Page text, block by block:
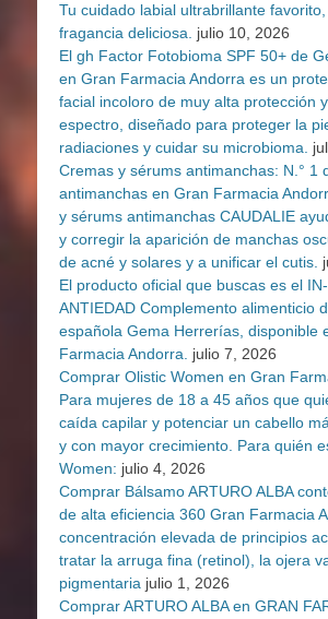
Tu cuidado labial ultrabrillante
fragancia deliciosa.
julio 10, 2026
El gh Factor Fotobioma SPF 50+ de
en Gran Farmacia Andorra es un
facial incoloro de muy alta protección
espectro, diseñado para proteger la
radiaciones y cuidar su microbioma.
Cremas y sérums antimanchas: N.° 1
antimanchas en Gran Farmacia
y sérums antimanchas CAUDALIE
y corregir la aparición de manchas
de acné y solares y a unificar el cutis.
El producto oficial que buscas es el
ANTIEDAD Complemento alimenticio
española Gema Herrerías, disponible
Farmacia Andorra.
julio 7, 2026
Comprar Olistic Women en Gran
Para mujeres de 18 a 45 años que
caída capilar y potenciar un cabello
y con mayor crecimiento. Para quién
Women: julio 4, 2026
Comprar Bálsamo ARTURO ALBA
de alta eficiencia 360 Gran Farmacia
concentración elevada de principios
tratar la arruga fina (retinol), la ojera
pigmentaria julio 1, 2026
Comprar ARTURO ALBA en GRAN